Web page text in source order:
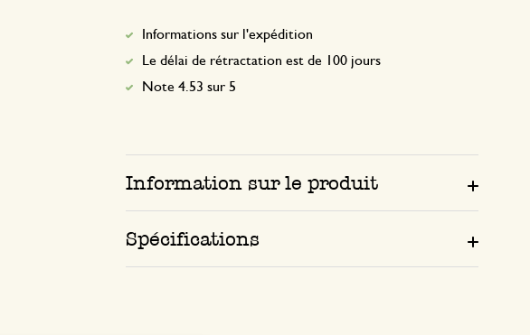
Informations sur l'expédition
Le délai de rétractation est de 100 jours
Note 4.53 sur 5
Information sur le produit
Spécifications